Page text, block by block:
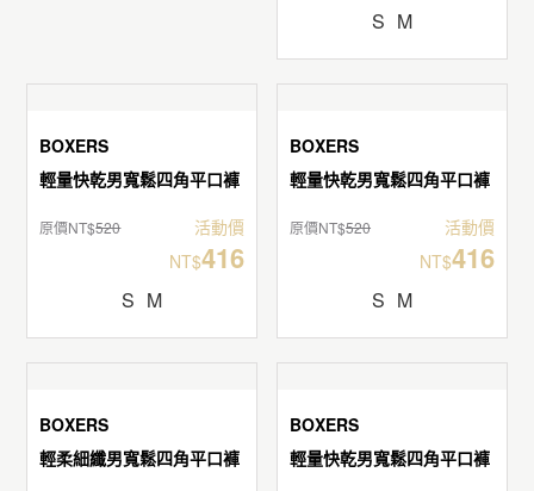
S M
BOXERS
輕量快乾男寬鬆四角平口褲
原價NT$520
活動價
NT$416
S M
BOXERS
輕量快乾男寬鬆四角平口褲
原價NT$520
活動價
NT$416
S M
BOXERS
輕量快乾男寬鬆四角平口褲